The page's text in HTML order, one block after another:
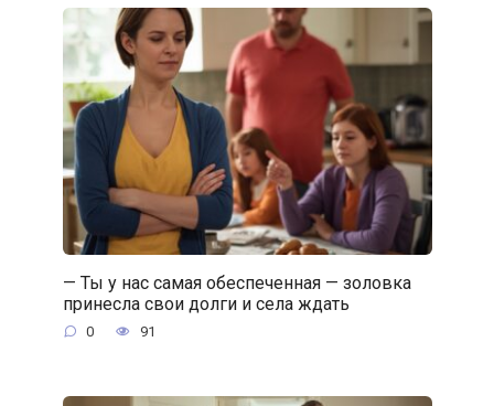
— Ты у нас самая обеспеченная — золовка
принесла свои долги и села ждать
0 91